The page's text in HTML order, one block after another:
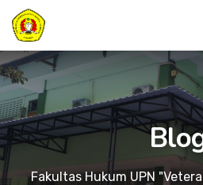
Fakultas Hukum UPN